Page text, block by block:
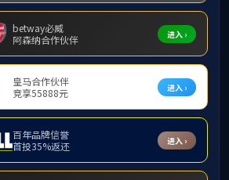
免税“套代购”走私普法宣传活动